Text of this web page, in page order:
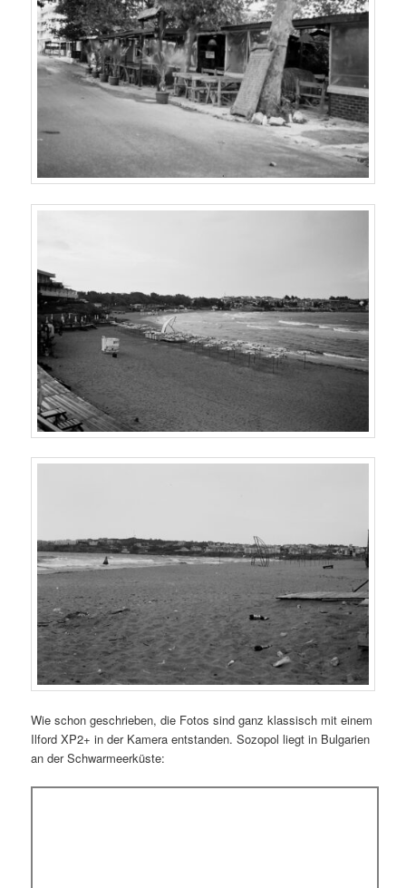
Wie schon geschrieben, die Fotos sind ganz klassisch mit einem
Ilford XP2+ in der Kamera entstanden. Sozopol liegt in Bulgarien
an der Schwarmeerküste: